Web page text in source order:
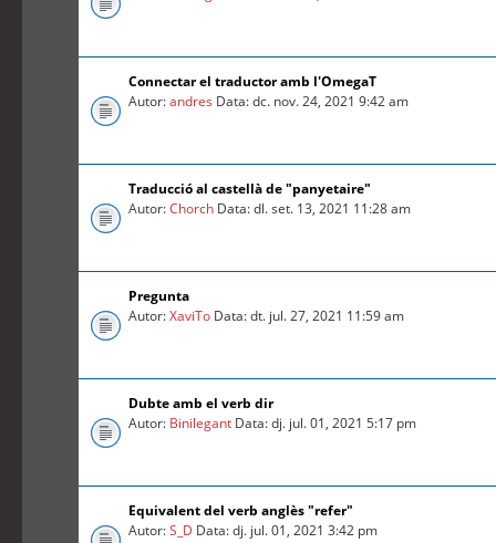
Connectar el traductor amb l'OmegaT
Autor:andres Data: dc. nov. 24, 2021 9:42 am
Traducció al castellà de "panyetaire"
Autor:Chorch Data: dl. set. 13, 2021 11:28 am
Pregunta
Autor:XaviTo Data: dt. jul. 27, 2021 11:59 am
Dubte amb el verb dir
Autor: Binilegant Data: dj. jul. 01, 2021 5:17 pm
Equivalent del verb anglès "refer"
Autor:S_D Data: dj. jul. 01, 2021 3:42 pm